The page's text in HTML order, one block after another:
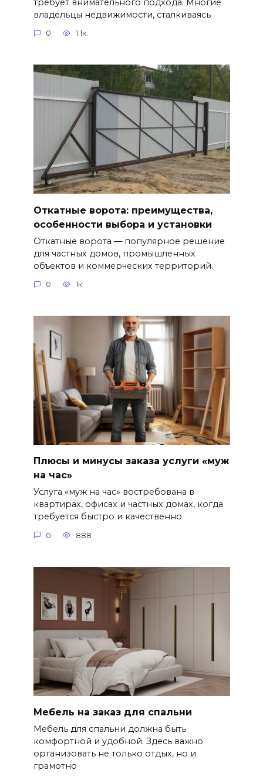
требует внимательного подхода. Многие
владельцы недвижимости, сталкиваясь
0 1.1к.
Откатные ворота: преимущества,
особенности выбора и установки
Откатные ворота — популярное решение
для частных домов, промышленных
объектов и коммерческих территорий.
0 1к.
Плюсы и минусы заказа услуги «муж
на час»
Услуга «муж на час» востребована в
квартирах, офисах и частных домах, когда
требуется быстро и качественно
0 888
Мебель на заказ для спальни
Мебель для спальни должна быть
комфортной и удобной. Здесь важно
организовать не только отдых, но и
грамотно